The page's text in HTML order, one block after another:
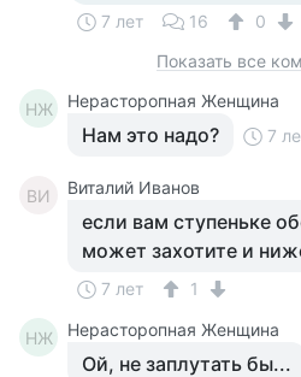
7 лет 16
0
Показать все
НЖ Нерасторопная Женщина
Нам это надо? 7
ВИ Виталий Иванов
если вам ступеньке
может захотите и
7 лет 1
НЖ Нерасторопная Женщина
Ой, не заплутать бы...